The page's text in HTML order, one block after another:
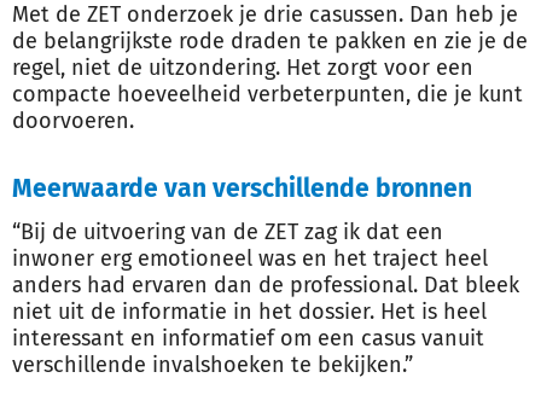
Met de ZET onderzoek je drie casussen. Dan heb je
de belangrijkste rode draden te pakken en zie je de
regel, niet de uitzondering. Het zorgt voor een
compacte hoeveelheid verbeterpunten, die je kunt
doorvoeren.
Meerwaarde van verschillende bronnen
“Bij de uitvoering van de ZET zag ik dat een
inwoner erg emotioneel was en het traject heel
anders had ervaren dan de professional. Dat bleek
niet uit de informatie in het dossier. Het is heel
interessant en informatief om een casus vanuit
verschillende invalshoeken te bekijken.”